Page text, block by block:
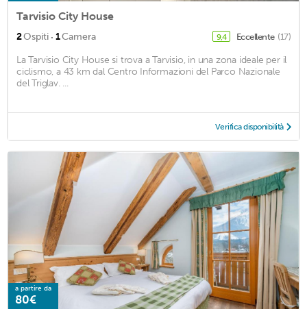
Tarvisio City House
2Ospiti · 1Camera 9,4 Eccellente (17)
La Tarvisio City House si trova a Tarvisio, in una zona ideale per il
ciclismo, a 43 km dal Centro Informazioni del Parco Nazionale
del Triglav. ...
Verifica disponibilità
a partire da
80€